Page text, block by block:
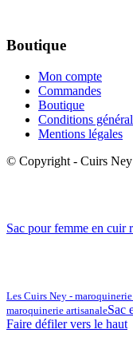
Boutique
Mon compte
Commandes
Boutique
Conditions
Mentions légales
© Copyright - Cuirs Ney
Sac pour femme en cuir
Les Cuirs Ney -
maroquinerie artisanaleSac
Faire défiler vers le haut